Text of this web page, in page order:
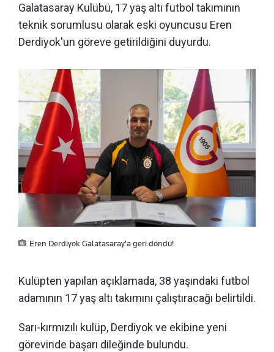
Galatasaray Kulübü, 17 yaş altı futbol takımının
teknik sorumlusu olarak eski oyuncusu Eren
Derdiyok'un göreve getirildiğini duyurdu.
Eren Derdiyok Galatasaray'a geri döndü!
Kulüpten yapılan açıklamada, 38 yaşındaki futbol
adamının 17 yaş altı takımını çalıştıracağı belirtildi.
Sarı-kırmızılı kulüp, Derdiyok ve ekibine yeni
görevinde başarı dileğinde bulundu.